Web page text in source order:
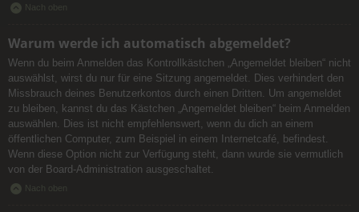
Nach oben
Warum werde ich automatisch abgemeldet?
Wenn du beim Anmelden das Kontrollkästchen „Angemeldet bleiben“ nicht
auswählst, wirst du nur für eine Sitzung angemeldet. Dies verhindert den
Missbrauch deines Benutzerkontos durch einen Dritten. Um angemeldet
zu bleiben, kannst du das Kästchen „Angemeldet bleiben“ beim Anmelden
auswählen. Dies ist nicht empfehlenswert, wenn du dich an einem
öffentlichen Computer, zum Beispiel in einem Internetcafé, befindest.
Wenn diese Option nicht zur Verfügung steht, dann wurde sie vermutlich
von der Board-Administration ausgeschaltet.
Nach oben